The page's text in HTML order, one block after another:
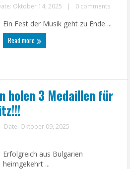
Oktober 14, 2025 | 0 comments
Ein Fest der Musik geht zu Ende ...
Read more
holen 3 Medaillen für
Date: Oktober 09, 2025
Erfolgreich aus Bulgarien
heimgekehrt ...